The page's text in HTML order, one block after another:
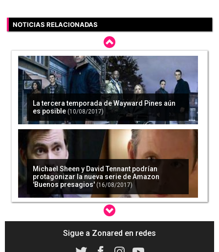
NOTICIAS RELACIONADAS
La tercera temporada de Wayward Pines aún
es posible (10/08/2017)
Michael Sheen y David Tennant podrían
protagonizar la nueva serie de Amazon
'Buenos presagios' (16/08/2017)
La serie de Amazon 'Transparent' renueva por
Sigue a Zonared en redes